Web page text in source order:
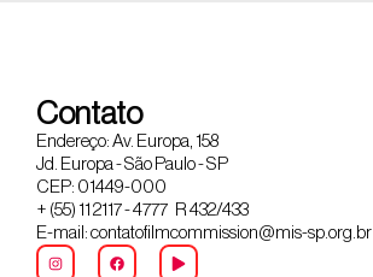
Contato
Endereço: Av. Europa, 158
Jd. Europa - São Paulo - SP
CEP: 01449-000
+ (55) 11 2117 - 4777 R 432/433
E-mail: contatofilmcommission@mis-sp.org.br